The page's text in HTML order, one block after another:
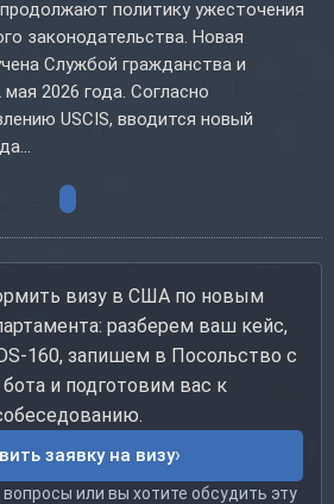
политику ужесточения
законодательства. Новая
Службой гражданства и
2026 года. Согласно
USCIS, вводится новый
визу в США по новым
разберем ваш кейс,
160, запишем в Посольство с
и подготовим вас к
заявку на визу
или вы хотите обсудить эту